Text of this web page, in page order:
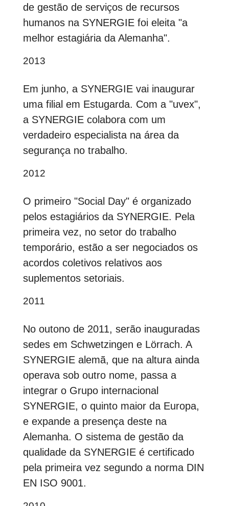
de gestão de serviços de recursos
humanos na SYNERGIE foi eleita "a
melhor estagiária da Alemanha".
2013
Em junho, a SYNERGIE vai inaugurar
uma filial em Estugarda. Com a "uvex",
a SYNERGIE colabora com um
verdadeiro especialista na área da
segurança no trabalho.
2012
O primeiro "Social Day" é organizado
pelos estagiários da SYNERGIE. Pela
primeira vez, no setor do trabalho
temporário, estão a ser negociados os
acordos coletivos relativos aos
suplementos setoriais.
2011
No outono de 2011, serão inauguradas
sedes em Schwetzingen e Lörrach. A
SYNERGIE alemã, que na altura ainda
operava sob outro nome, passa a
integrar o Grupo internacional
SYNERGIE, o quinto maior da Europa,
e expande a presença deste na
Alemanha. O sistema de gestão da
qualidade da SYNERGIE é certificado
pela primeira vez segundo a norma DIN
EN ISO 9001.